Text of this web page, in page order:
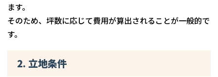
ます。
そのため、坪数に応じて費用が算出されることが一般的で
す。
2. 立地条件